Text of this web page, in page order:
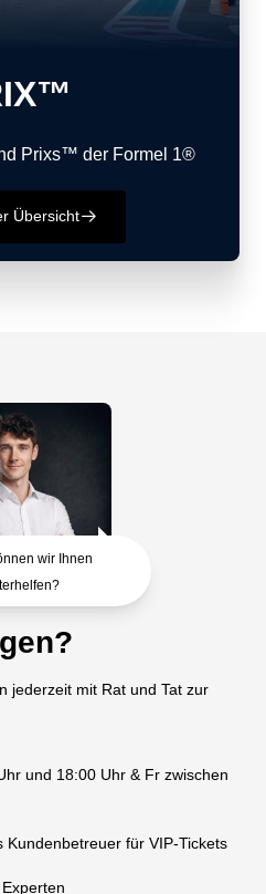
Prixs™ der Formel 1®
Übersicht􀄫
wir Ihnen
jederzeit mit Rat und Tat zur
und 18:00 Uhr & Fr zwischen
Kundenbetreuer für VIP-Tickets